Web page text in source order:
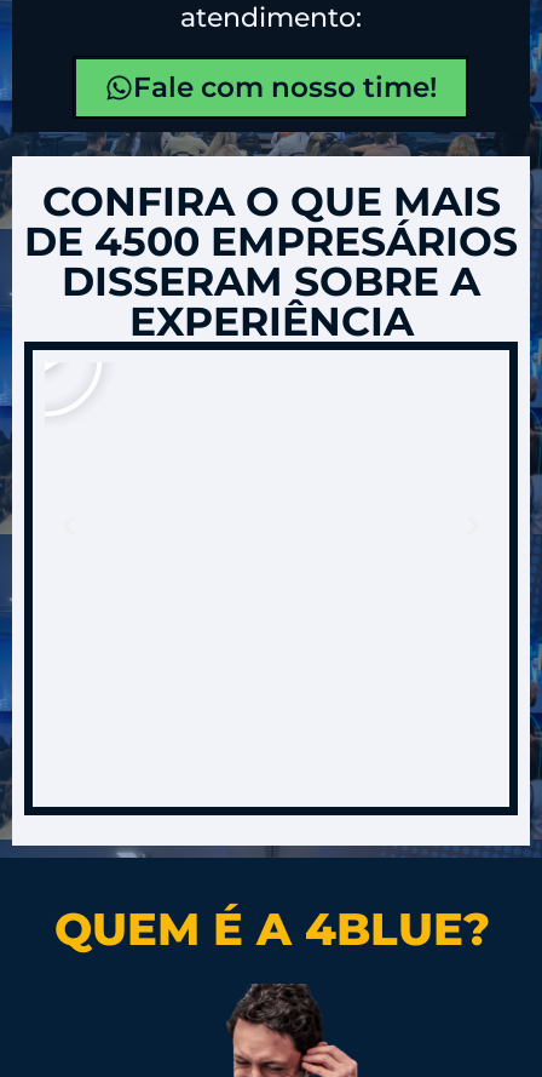
atendimento:
Fale com nosso time!
CONFIRA O QUE MAIS
DE 4500 EMPRESÁRIOS
DISSERAM SOBRE A
EXPERIÊNCIA
QUEM É A 4BLUE?